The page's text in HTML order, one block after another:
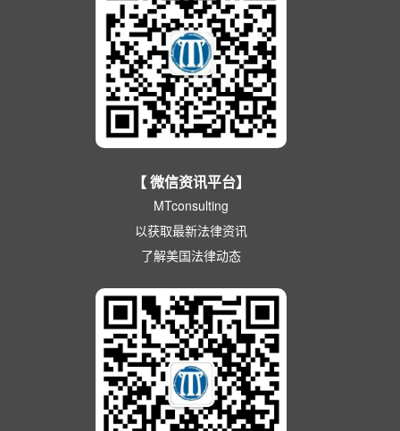
【 微信资讯平台】
MTconsulting
以获取最新法律资讯
了解美国法律动态